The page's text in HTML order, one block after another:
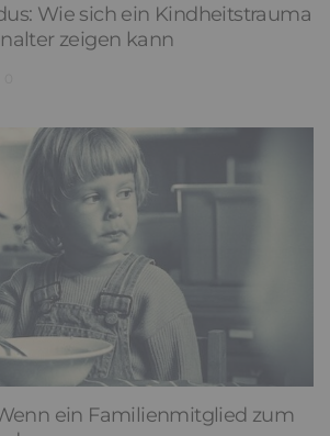
Wie sich ein Kindheitstrauma
zeigen kann
ein Familienmitglied zum